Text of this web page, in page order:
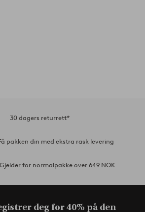
30 dagers returrett*
pakken din med ekstra rask levering
Gjelder for normalpakke over 649 NOK
deg for 40% på den